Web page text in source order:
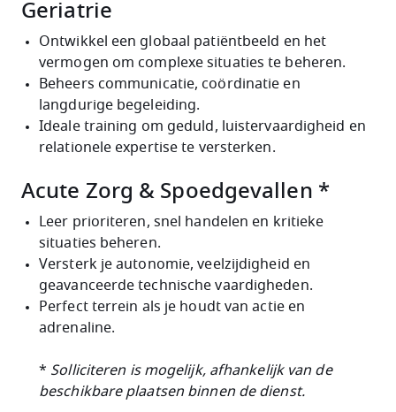
Geriatrie
Ontwikkel een globaal patiëntbeeld en het
vermogen om complexe situaties te beheren.
Beheers communicatie, coördinatie en
langdurige begeleiding.
Ideale training om geduld, luistervaardigheid en
relationele expertise te versterken.
Acute Zorg & Spoedgevallen *
Leer prioriteren, snel handelen en kritieke
situaties beheren.
Versterk je autonomie, veelzijdigheid en
geavanceerde technische vaardigheden.
Perfect terrein als je houdt van actie en
adrenaline.
* Solliciteren is mogelijk, afhankelijk van de
beschikbare plaatsen binnen de dienst.